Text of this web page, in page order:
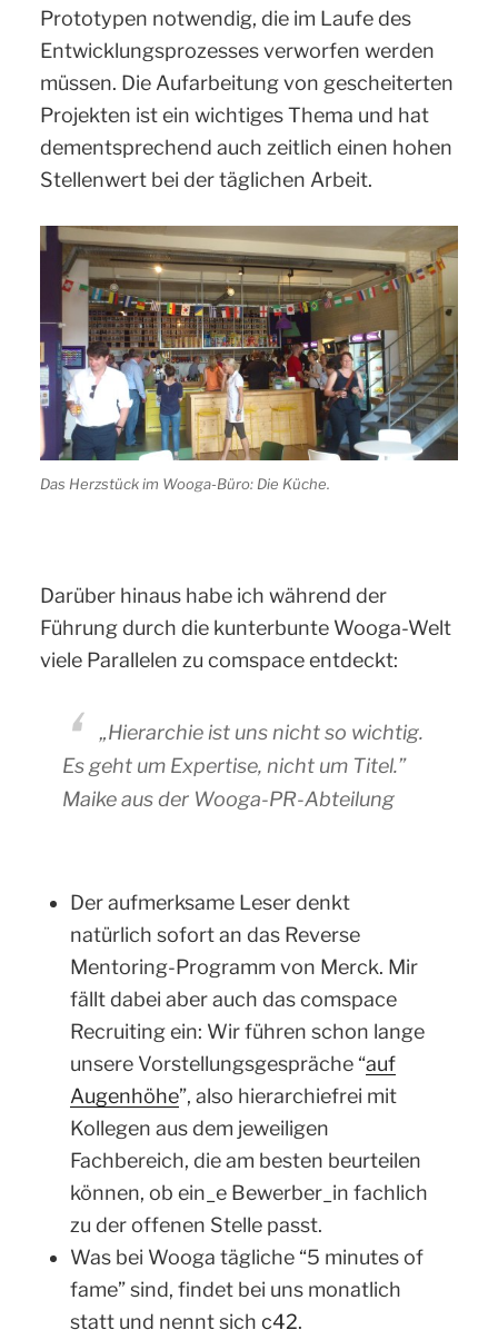
Prototypen notwendig, die im Laufe des
Entwicklungsprozesses verworfen werden
müssen. Die Aufarbeitung von gescheiterten
Projekten ist ein wichtiges Thema und hat
dementsprechend auch zeitlich einen hohen
Stellenwert bei der täglichen Arbeit.
Das Herzstück im Wooga-Büro: Die Küche.
Darüber hinaus habe ich während der
Führung durch die kunterbunte Wooga-Welt
viele Parallelen zu comspace entdeckt:
„Hierarchie ist uns nicht so wichtig.
Es geht um Expertise, nicht um Titel.”
Maike aus der Wooga-PR-Abteilung
Der aufmerksame Leser denkt
natürlich sofort an das Reverse
Mentoring-Programm von Merck. Mir
fällt dabei aber auch das comspace
Recruiting ein: Wir führen schon lange
unsere Vorstellungsgespräche “auf
Augenhöhe”, also hierarchiefrei mit
Kollegen aus dem jeweiligen
Fachbereich, die am besten beurteilen
können, ob ein_e Bewerber_in fachlich
zu der offenen Stelle passt.
Was bei Wooga tägliche “5 minutes of
fame” sind, findet bei uns monatlich
statt und nennt sich c42.